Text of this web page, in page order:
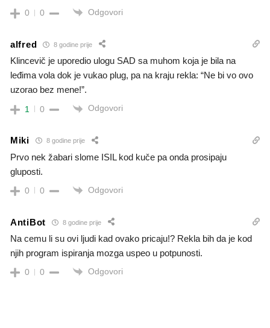
0 0 Odgovori
alfred 8 godine prije
Klincevič je uporedio ulogu SAD sa muhom koja je bila na
leđima vola dok je vukao plug, pa na kraju rekla: “Ne bi vo ovo
uzorao bez mene!”.
1 0 Odgovori
Miki 8 godine prije
Prvo nek žabari slome ISIL kod kuče pa onda prosipaju
gluposti.
0 0 Odgovori
AntiBot 8 godine prije
Na cemu li su ovi ljudi kad ovako pricaju!? Rekla bih da je kod
njih program ispiranja mozga uspeo u potpunosti.
0 0 Odgovori